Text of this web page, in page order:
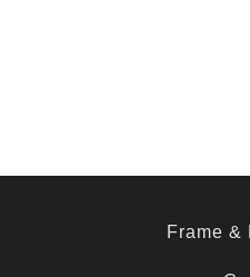
Frame &